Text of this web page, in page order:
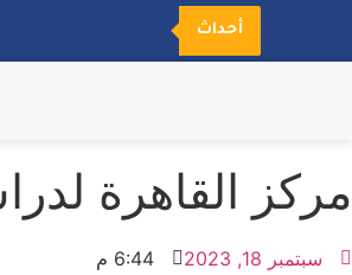
أحداث
مركز القاهرة
سبتمبر 18, 2023 6:44 م